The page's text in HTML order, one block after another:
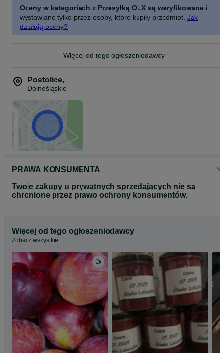
Oceny w kategoriach z Przesyłką OLX są weryfikowane i
wystawiane tylko przez osoby, które kupiły przedmiot. Jak
działają oceny?
Więcej od tego ogłoszeniodawcy
Postolice,
Dolnośląskie
PRAWA KONSUMENTA
Twoje zakupy u prywatnych sprzedających nie są
chronione przez prawo ochrony konsumentów.
Więcej od tego ogłoszeniodawcy
Zobacz wszystkie